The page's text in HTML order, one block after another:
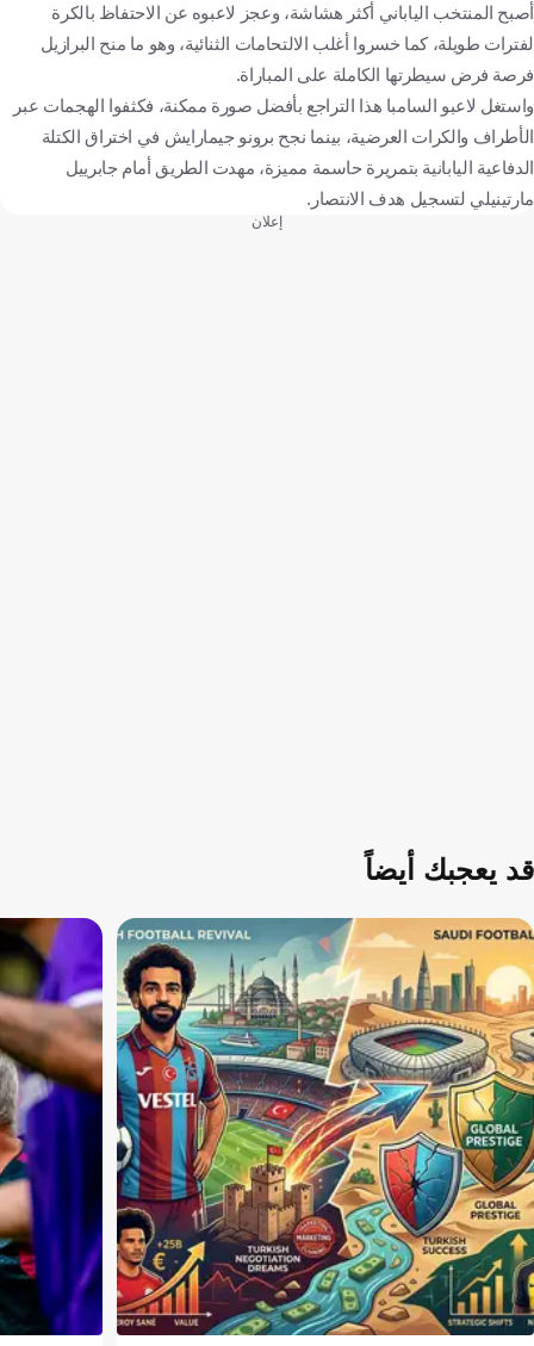
أصبح المنتخب الياباني أكثر هشاشة، وعجز لاعبوه عن الاحتفاظ بالكرة
لفترات طويلة، كما خسروا أغلب الالتحامات الثنائية، وهو ما منح البرازيل
فرصة فرض سيطرتها الكاملة على المباراة.
واستغل لاعبو السامبا هذا التراجع بأفضل صورة ممكنة، فكثفوا الهجمات عبر
الأطراف والكرات العرضية، بينما نجح برونو جيمارايش في اختراق الكتلة
الدفاعية اليابانية بتمريرة حاسمة مميزة، مهدت الطريق أمام جابرييل
مارتينيلي لتسجيل هدف الانتصار.
إعلان
قد يعجبك أيضاً